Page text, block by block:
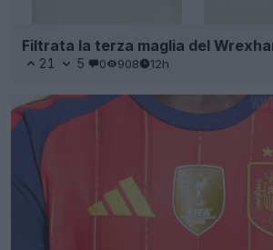
Filtrata la terza maglia del
21 5 0 908 12h